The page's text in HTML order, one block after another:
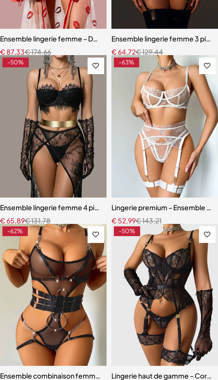
Ensemble lingerie femme – Dentelle rouge avec robe en maille et
€174,66
€ 87,33
Ensemble lingerie femme 3
€129,44
€64,72
-50%
Ensemble lingerie femme 4 pièces – Dentelle noire avec soutien-
€131,78
€65,89
-63%
Lingerie premium – Ensemble
€143,21
€ 52,99
-62%
Ensemble combinaison femme – Maille ajourée avec ceinture
-50%
Lingerie haut de gamme –